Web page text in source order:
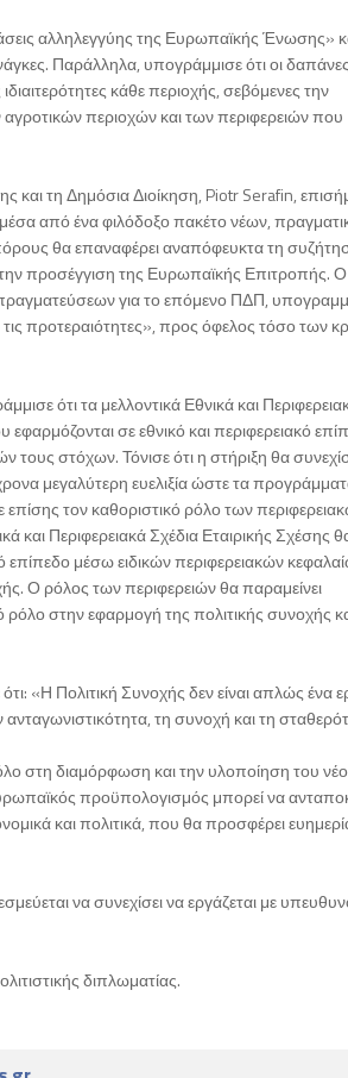
αλληλεγγύης της Ευρωπαϊκής Ένωσης»
Παράλληλα, υπογράμμισε ότι οι
κάθε περιοχής, σεβόμενες την
περιοχών και των περιφερειών που
τη Δημόσια Διοίκηση, Piotr Serafin,
από ένα φιλόδοξο πακέτο νέων,
θα επαναφέρει αναπόφευκτα τη
προσέγγιση της Ευρωπαϊκής Επιτροπής. Ο
για το επόμενο ΠΔΠ,
προτεραιότητες», προς όφελος τόσο των
ότι τα μελλοντικά Εθνικά και
σε εθνικό και περιφερειακό
στόχων. Τόνισε ότι η στήριξη θα
μεγαλύτερη ευελιξία ώστε τα
τον καθοριστικό ρόλο των
Περιφερειακά Σχέδια Εταιρικής Σχέσης
μέσω ειδικών περιφερειακών
Ο ρόλος των περιφερειών θα παραμείνει
ρόλο στην εφαρμογή της πολιτικής συνοχής
«Η Πολιτική Συνοχής δεν είναι απλώς ένα
τη συνοχή και τη
στη διαμόρφωση και την υλοποίηση του
προϋπολογισμός μπορεί να
και πολιτικά, που θα προσφέρει
να συνεχίσει να εργάζεται με
διπλωματίας.